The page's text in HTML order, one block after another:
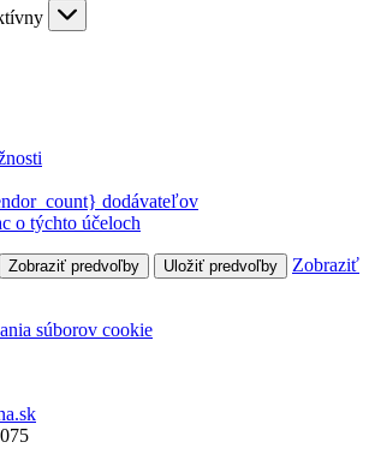
dodávateľov
o týchto účeloch
Zobraziť predvoľby Uložiť predvoľby
Zobraziť
súborov cookie